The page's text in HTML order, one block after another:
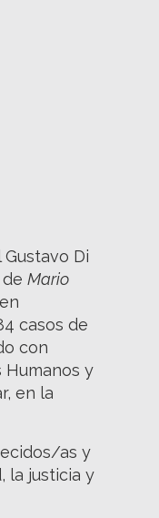
Di
Mario
casos de
con
Humanos y
en la
as y
la justicia y